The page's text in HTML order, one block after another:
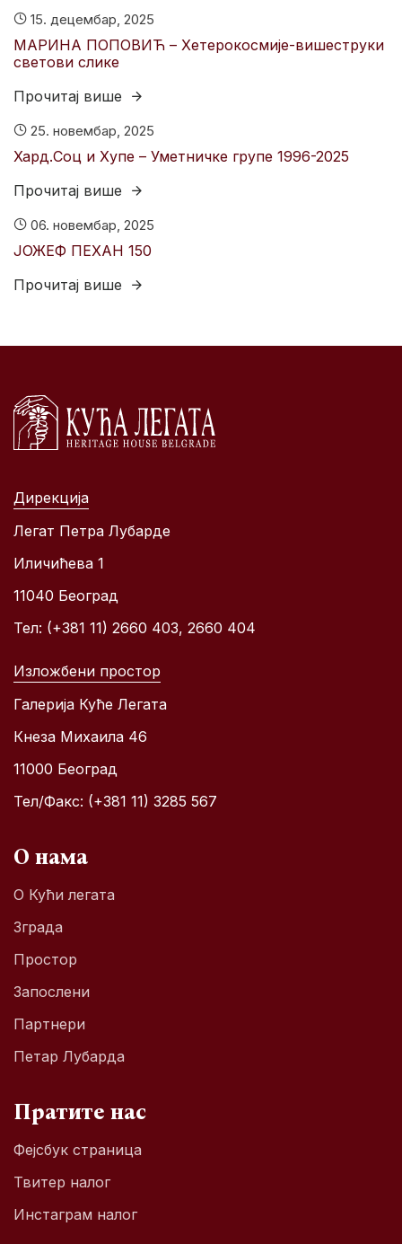
15. децембар, 2025
МАРИНА ПОПОВИЋ – Хетерокосмије-вишеструки
светови слике
Прочитај више
25. новембар, 2025
Хард.Соц и Хyпе – Уметничке групе 1996-2025
Прочитај више
06. новембар, 2025
ЈОЖЕФ ПЕХАН 150
Прочитај више
Дирекција
Легат Петра Лубарде
Иличићева 1
11040 Београд
Тел: (+381 11) 2660 403, 2660 404
Изложбени простор
Галерија Куће Легата
Кнеза Михаила 46
11000 Београд
Тел/Факс: (+381 11) 3285 567
О нама
О Кући легата
Зграда
Простор
Запослени
Партнери
Петар Лубарда
Пратите нас
Фејсбук страница
Твитер налог
Инстаграм налог